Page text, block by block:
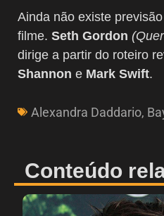
Ainda não existe
filme. Seth Gordon
dirige a partir do roteiro
Shannon e Mark Swift.
Alexandra Daddario,
Conteúdo